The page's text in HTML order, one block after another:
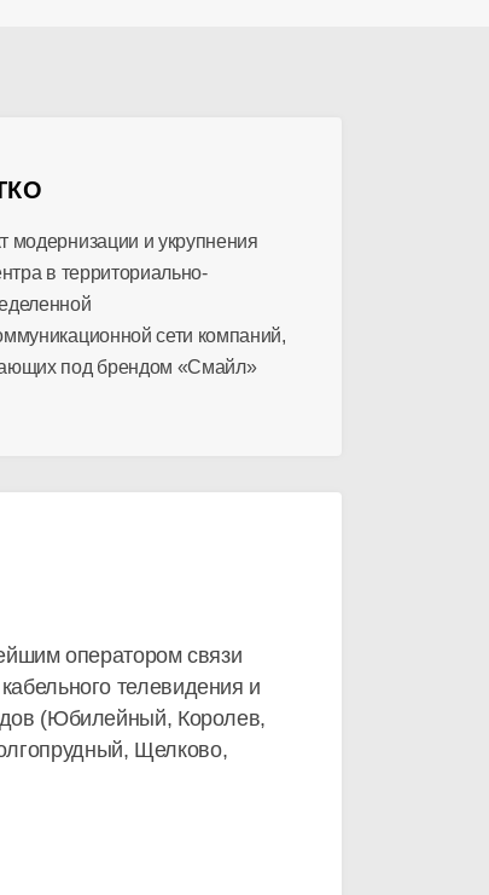
модернизации и укрупнения
в территориально-
сети компаний,
под брендом «Смайл»
оператором связи
телевидения и
(Юбилейный, Королев,
Щелково,